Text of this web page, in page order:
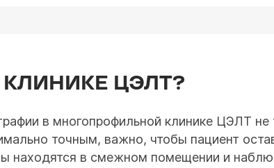
ЦЭЛТ?
в многопрофильной клинике ЦЭЛТ не
точным, важно, чтобы пациент
находятся в смежном помещении и